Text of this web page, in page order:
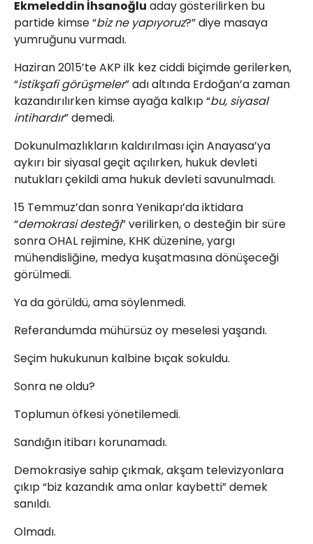
Ekmeleddin İhsanoğlu aday gösterilirken bu
partide kimse “biz ne yapıyoruz?” diye masaya
yumruğunu vurmadı.
Haziran 2015’te AKP ilk kez ciddi biçimde gerilerken,
“istikşafi görüşmeler” adı altında Erdoğan’a zaman
kazandırılırken kimse ayağa kalkıp “bu, siyasal
intihardır” demedi.
Dokunulmazlıkların kaldırılması için Anayasa’ya
aykırı bir siyasal geçit açılırken, hukuk devleti
nutukları çekildi ama hukuk devleti savunulmadı.
15 Temmuz’dan sonra Yenikapı’da iktidara
“demokrasi desteği” verilirken, o desteğin bir süre
sonra OHAL rejimine, KHK düzenine, yargı
mühendisliğine, medya kuşatmasına dönüşeceği
görülmedi.
Ya da görüldü, ama söylenmedi.
Referandumda mühürsüz oy meselesi yaşandı.
Seçim hukukunun kalbine bıçak sokuldu.
Sonra ne oldu?
Toplumun öfkesi yönetilemedi.
Sandığın itibarı korunamadı.
Demokrasiye sahip çıkmak, akşam televizyonlara
çıkıp “biz kazandık ama onlar kaybetti” demek
sanıldı.
Olmadı.